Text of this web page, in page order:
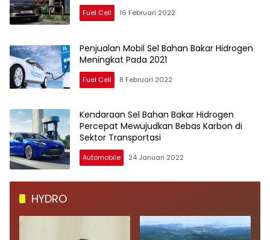
Fuel Cell 16 Februari 2022
Penjualan Mobil Sel Bahan Bakar Hidrogen
Meningkat Pada 2021
Fuel Cell 8 Februari 2022
Kendaraan Sel Bahan Bakar Hidrogen
Percepat Mewujudkan Bebas Karbon di
Sektor Transportasi
Automobile 24 Januari 2022
HYDRO